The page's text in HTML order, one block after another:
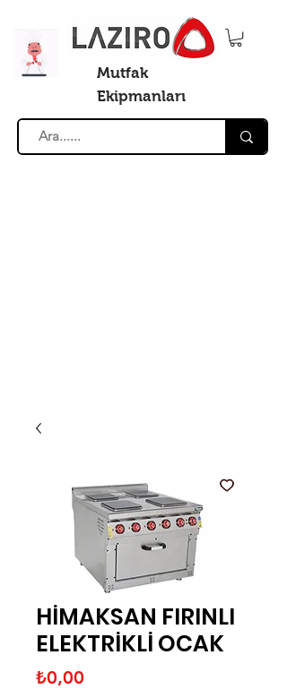
Mutfak
Ekipmanları
HİMAKSAN FIRINLI
ELEKTRİKLİ OCAK
₺0,00